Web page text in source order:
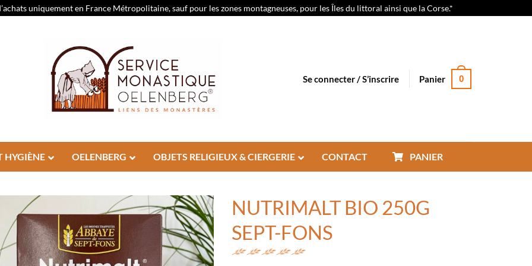
uniquement en France Métropolitaine, sauf pour les zones montagneuses, pour les Îles du littoral ainsi que la Corse.*
Se connecter / S’inscrire Panier 0
HYGIÈNE OELENBERG OBJETS RELIGIEUX & CIERGERIE CONTACT PANIER
NUTRIMALT BIO 250G
SEPT-FONS